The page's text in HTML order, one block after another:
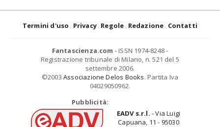
Termini d'uso Privacy Regole Redazione Contatti
Fantascienza.com - ISSN 1974-8248 -
Registrazione tribunale di Milano, n. 521 del 5
settembre 2006.
©2003 Associazione Delos Books. Partita Iva
04029050962.
Pubblicità:
EADV s.r.l. - Via Luigi
Capuana, 11 - 95030